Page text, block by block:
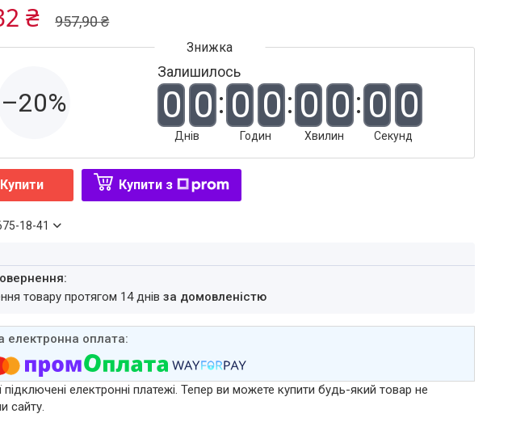
957,90 ₴
₴
–20%
Залишилось
0 0
Днів
0 0
Годин
0 0
Хвилин
0 0
Секунд
Купити Купити з
18-41
товару протягом 14 днівза домовленістю
підключені електронні платежі. Тепер ви можете купити будь-який товар не
сайту.